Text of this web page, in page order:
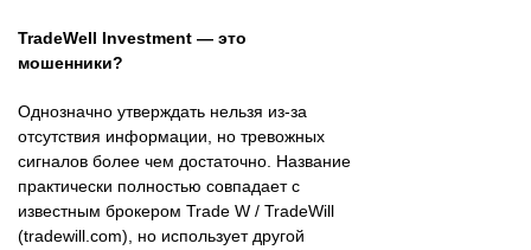
TradeWell Investment — это
мошенники?
Однозначно утверждать нельзя из-за
отсутствия информации, но тревожных
сигналов более чем достаточно. Название
практически полностью совпадает с
известным брокером Trade W / TradeWill
(tradewill.com), но использует другой